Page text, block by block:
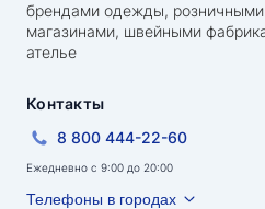
брендами одежды, розничными
магазинами, швейными
ателье
Контакты
8 800 444-22-60
Ежедневно с 9:00 до 20:00
Телефоны в городах